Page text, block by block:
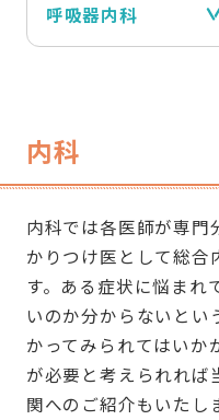
呼吸器内科
内科
内科では各医師が専門
かりつけ医として総合
す。ある症状に悩まれ
いのか分からないとい
かってみられてはいか
が必要と考えられれば
関へのご紹介もいたし